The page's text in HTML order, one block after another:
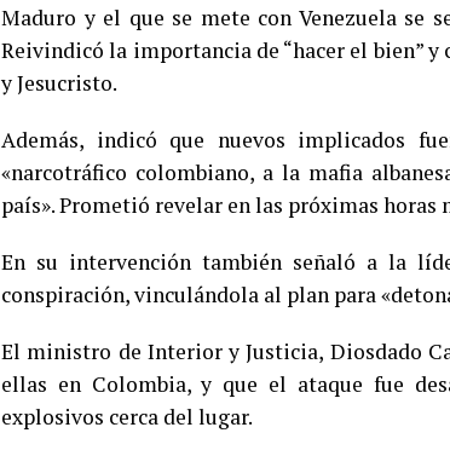
Maduro y el que se mete con Venezuela se
Reivindicó la importancia de “hacer el bien”
y Jesucristo.
Además, indicó que nuevos implicados
«narcotráfico colombiano, a la mafia
país». Prometió revelar en las próximas horas
En su intervención también señaló a la
conspiración, vinculándola al plan para
El ministro de Interior y Justicia, Diosdado
ellas en Colombia, y que el ataque fue
explosivos cerca del lugar.